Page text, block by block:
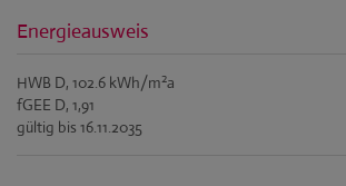
Energieausweis
HWB D, 102.6 kWh/m2a
fGEE D, 1,91
gültig bis 16.11.2035